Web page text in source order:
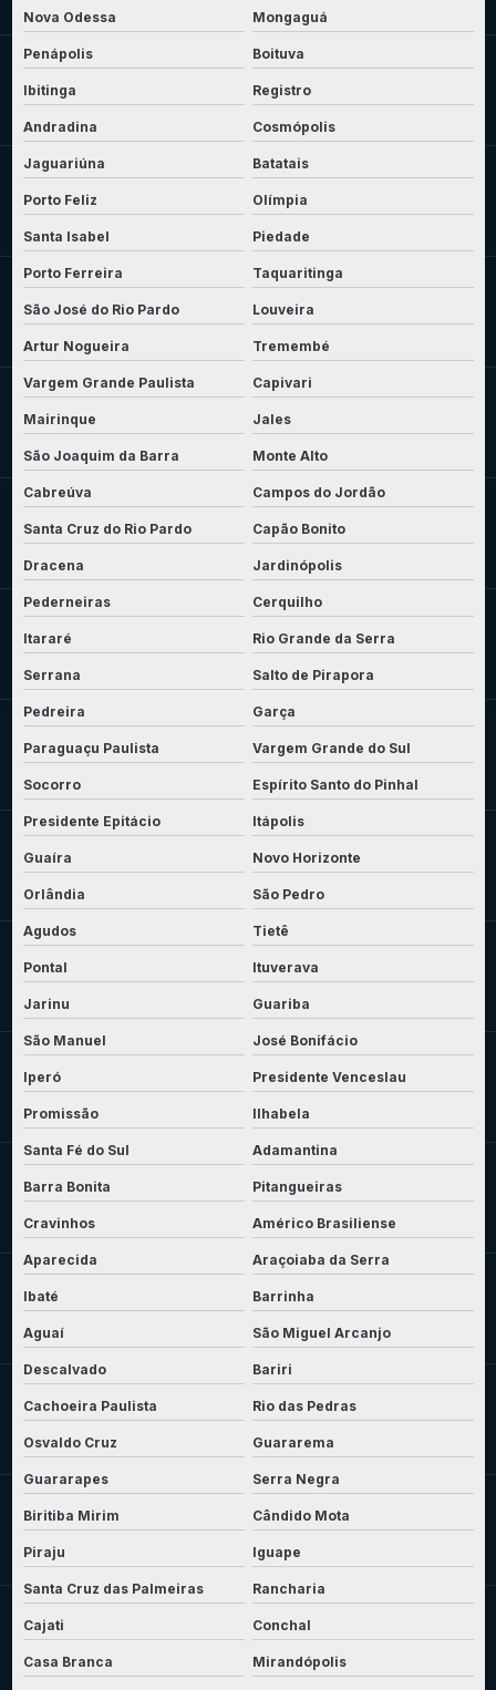
Nova Odessa Mongaguá
Penápolis Boituva
Ibitinga Registro
Andradina Cosmópolis
Jaguariúna Batatais
Porto Feliz Olímpia
Santa Isabel Piedade
Porto Ferreira Taquaritinga
São José do Rio Pardo Louveira
Artur Nogueira Tremembé
Vargem Grande Paulista Capivari
Mairinque Jales
São Joaquim da Barra Monte Alto
Cabreúva Campos do Jordão
Santa Cruz do Rio Pardo Capão Bonito
Dracena Jardinópolis
Pederneiras Cerquilho
Itararé Rio Grande da Serra
Serrana Salto de Pirapora
Pedreira Garça
Paraguaçu Paulista Vargem Grande do Sul
Socorro Espírito Santo do Pinhal
Presidente Epitácio Itápolis
Guaíra Novo Horizonte
Orlândia São Pedro
Agudos Tietê
Pontal Ituverava
Jarinu Guariba
São Manuel José Bonifácio
Iperó Presidente Venceslau
Promissão Ilhabela
Santa Fé do Sul Adamantina
Barra Bonita Pitangueiras
Cravinhos Américo Brasiliense
Aparecida Araçoiaba da Serra
Ibaté Barrinha
Aguaí São Miguel Arcanjo
Descalvado Bariri
Cachoeira Paulista Rio das Pedras
Osvaldo Cruz Guararema
Guararapes Serra Negra
Biritiba Mirim Cândido Mota
Piraju Iguape
Santa Cruz das Palmeiras Rancharia
Cajati Conchal
Casa Branca Mirandópolis